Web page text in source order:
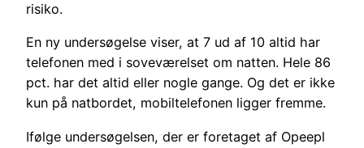
risiko.
En ny undersøgelse viser, at 7 ud af 10 altid har
telefonen med i soveværelset om natten. Hele 86
pct. har det altid eller nogle gange. Og det er ikke
kun på natbordet, mobiltelefonen ligger fremme.
Ifølge undersøgelsen, der er foretaget af Opeepl